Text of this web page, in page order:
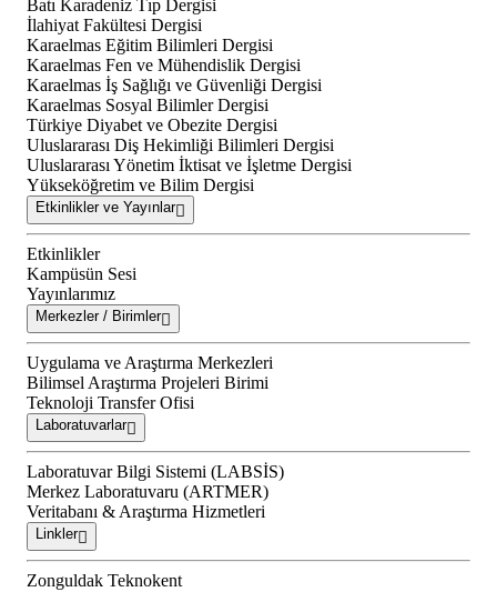
Batı Karadeniz Tıp Dergisi
İlahiyat Fakültesi Dergisi
Karaelmas Eğitim Bilimleri Dergisi
Karaelmas Fen ve Mühendislik Dergisi
Karaelmas İş Sağlığı ve Güvenliği Dergisi
Karaelmas Sosyal Bilimler Dergisi
Türkiye Diyabet ve Obezite Dergisi
Uluslararası Diş Hekimliği Bilimleri Dergisi
Uluslararası Yönetim İktisat ve İşletme Dergisi
Yükseköğretim ve Bilim Dergisi
Etkinlikler ve Yayınlar
Etkinlikler
Kampüsün Sesi
Yayınlarımız
Merkezler / Birimler
Uygulama ve Araştırma Merkezleri
Bilimsel Araştırma Projeleri Birimi
Teknoloji Transfer Ofisi
Laboratuvarlar
Laboratuvar Bilgi Sistemi (LABSİS)
Merkez Laboratuvaru (ARTMER)
Veritabanı & Araştırma Hizmetleri
Linkler
Zonguldak Teknokent